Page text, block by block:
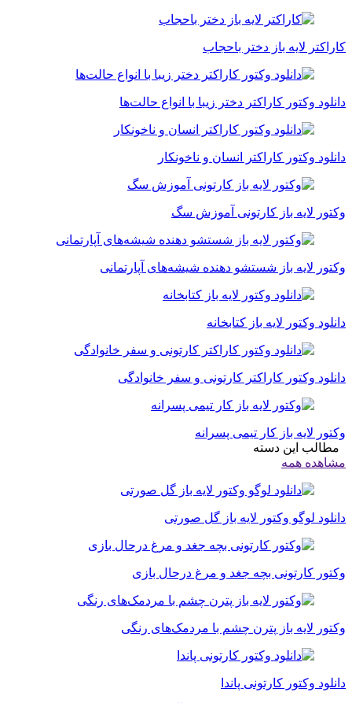
کاراکتر لایه باز دختر باحجاب
دانلود وکتور کاراکتر دختر زیبا با انواع حالت‌ها
دانلود وکتور کاراکتر انسان و ناخونکار
وکتور لایه باز کارتونی آموزش سگ
وکتور لایه باز شستشو دهنده شیشه‌های آپارتمانی
دانلود وکتور لایه باز کتابخانه
دانلود وکتور کاراکتر کارتونی و سفر خانوادگی
وکتور لایه باز کار تیمی پسرانه
مطالب این دسته
مشاهده همه
دانلود لوگو وکتور لایه باز گل صورتی
وکتور کارتونی بچه جغد و مرغ درحال بازی
وکتور لایه باز پترن چشم با مردمک‌های رنگی
دانلود وکتور کارتونی پاندا